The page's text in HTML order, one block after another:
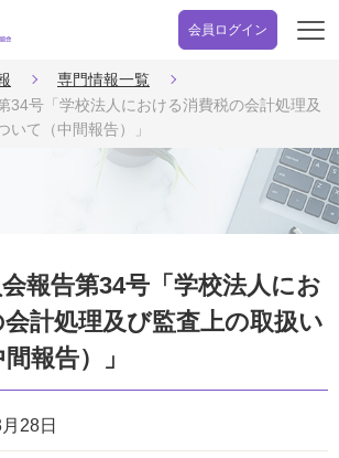
会員ログイン
開
専門情報一覧
34号「学校法人における消費税の会計処理及
いて（中間報告）」
報告第34号「学校法人にお
計処理及び監査上の取扱い
報告）」
28日